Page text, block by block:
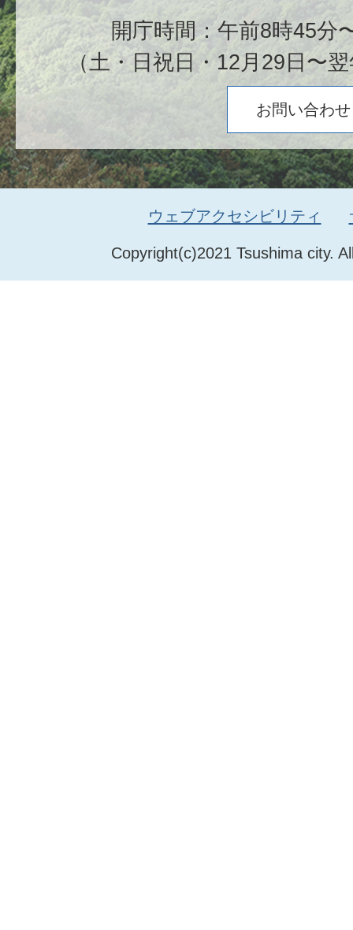
開庁時間：午前8時45分
（土・日祝日・12月29日〜
お問い合わせ
Copyright(c)2021 Tsushima city.
ウェブアクセシビリティ